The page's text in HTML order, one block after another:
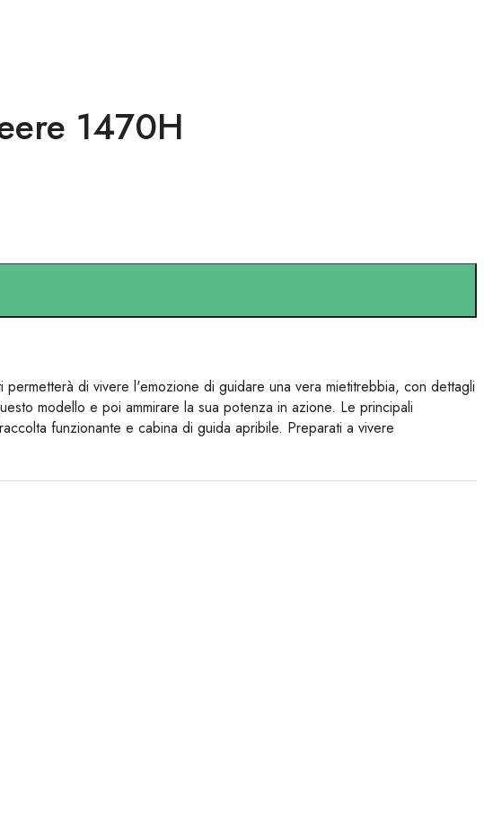
1470H
di vivere l'emozione di guidare una vera mietitrebbia, con dettagli
modello e poi ammirare la sua potenza in azione. Le principali
funzionante e cabina di guida apribile. Preparati a vivere